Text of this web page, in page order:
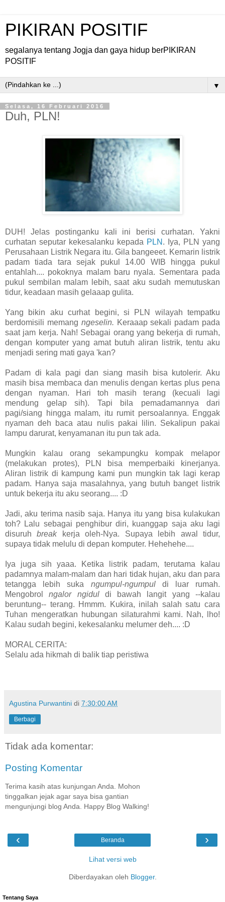
PIKIRAN POSITIF
segalanya tentang Jogja dan gaya hidup berPIKIRAN
POSITIF
▼
Selasa, 16 Februari 2016
Duh, PLN!
DUH! Jelas postinganku kali ini berisi curhatan. Yakni
curhatan seputar kekesalanku kepada PLN . Iya, PLN yang
Perusahaan Listrik Negara itu. Gila bangeeet. Kemarin listrik
padam tiada tara sejak pukul 14.00 WIB hingga pukul
entahlah.... pokoknya malam baru nyala. Sementara pada
pukul sembilan malam lebih, saat aku sudah memutuskan
tidur, keadaan masih gelaaap gulita.
Yang bikin aku curhat begini, si PLN wilayah tempatku
berdomisili memang ngeselin. Keraaap sekali padam pada
saat jam kerja. Nah! Sebagai orang yang bekerja di rumah,
dengan komputer yang amat butuh aliran listrik, tentu aku
menjadi sering mati gaya 'kan?
Padam di kala pagi dan siang masih bisa kutolerir. Aku
masih bisa membaca dan menulis dengan kertas plus pena
dengan nyaman. Hari toh masih terang (kecuali lagi
mendung gelap sih). Tapi bila pemadamannya dari
pagi/siang hingga malam, itu rumit persoalannya. Enggak
nyaman deh baca atau nulis pakai lilin. Sekalipun pakai
lampu darurat, kenyamanan itu pun tak ada.
Mungkin kalau orang sekampungku kompak melapor
(melakukan protes), PLN bisa memperbaiki kinerjanya.
Aliran listrik di kampung kami pun mungkin tak lagi kerap
padam. Hanya saja masalahnya, yang butuh banget listrik
untuk bekerja itu aku seorang.... :D
Jadi, aku terima nasib saja. Hanya itu yang bisa kulakukan
toh? Lalu sebagai penghibur diri, kuanggap saja aku lagi
disuruhbreakkerja oleh-Nya. Supaya lebih awal tidur,
supaya tidak melulu di depan komputer. Hehehehe....
Iya juga sih yaaa. Ketika listrik padam, terutama kalau
padamnya malam-malam dan hari tidak hujan, aku dan para
tetangga lebih suka ngumpul-ngumpuldi luar rumah.
Mengobrolngalor ngiduldi bawah langit yang --kalau
beruntung-- terang. Hmmm. Kukira, inilah salah satu cara
Tuhan mengeratkan hubungan silaturahmi kami. Nah, lho!
Kalau sudah begini, kekesalanku melumer deh.... :D
MORAL CERITA:
Selalu ada hikmah di balik tiap peristiwa
Agustina Purwantini di 7:30:00 AM
Berbagi
Tidak ada komentar:
Posting Komentar
Terima kasih atas kunjungan Anda. Mohon
tinggalkan jejak agar saya bisa gantian
mengunjungi blog Anda. Happy Blog Walking!
‹ ›
Beranda
Lihat versi web
Diberdayakan oleh Blogger.
Tentang Saya